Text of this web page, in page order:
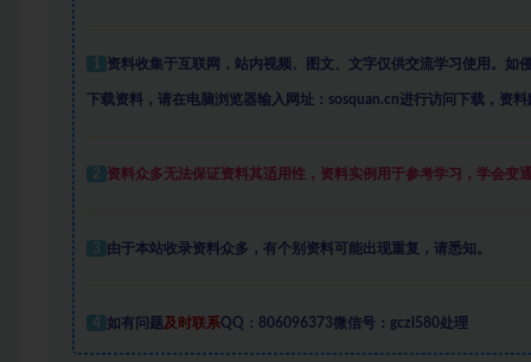
1 资料收集于互联网 ， 站内视频、图文、文字仅供交流学习使用。如
下载资料，请在电脑浏览器输入网址：sosquan.cn进行访问下载， 资料
2 资料众多无法保证资料其适用性，资料实例 用于参考学习，学会变
3 由于本站收录资料众多，有个别资料可能出现重复，请悉知。
4 如有问题 及时联系QQ：806096373微信号：gczl580处理